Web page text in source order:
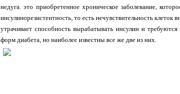
недуга. это приобретенное хроническое заболевание,
инсулинорезистентность, то есть нечувствительность
утрачивает способность вырабатывать инсулин и
форм диабета, но наиболее известны все же две из них.